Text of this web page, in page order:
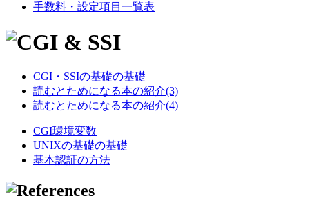
手数料・設定項目一覧表
CGI・SSIの基礎の基礎
読むとためになる本の紹介(3)
読むとためになる本の紹介(4)
CGI環境変数
UNIXの基礎の基礎
基本認証の方法